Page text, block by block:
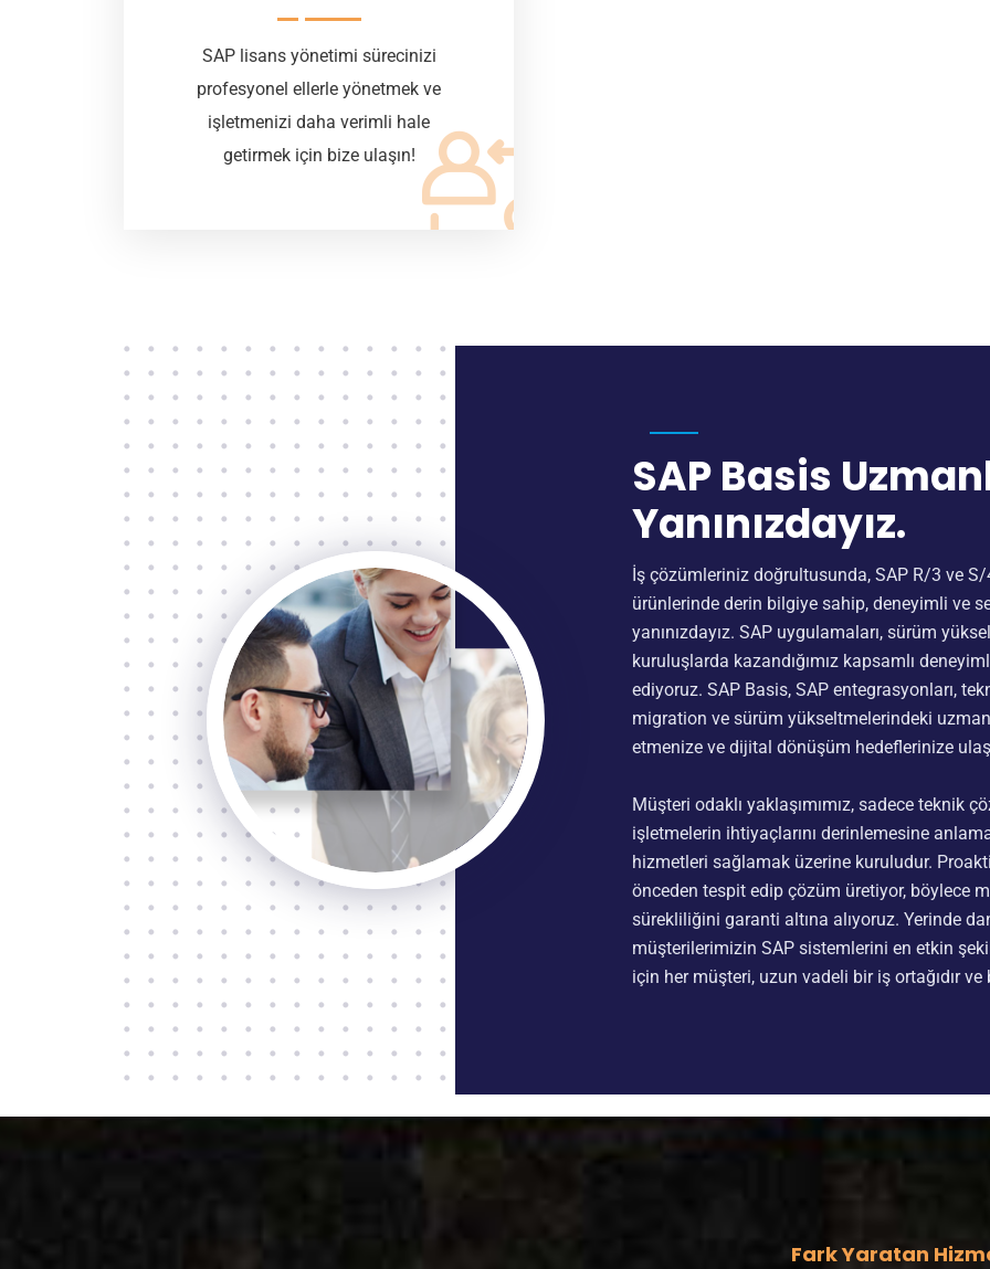
SAP lisans yönetimi sürecinizi
profesyonel ellerle yönetmek ve
işletmenizi daha verimli hale
getirmek için bize ulaşın!
SAP Basis
Yanınızdayız.
İş çözümleriniz doğrultusunda, SAP R/3 ve
ürünlerinde derin bilgiye sahip, deneyimli ve
yanınızdayız. SAP uygulamaları, sürüm
kuruluşlarda kazandığımız kapsamlı
ediyoruz. SAP Basis, SAP entegrasyonları,
migration ve sürüm yükseltmelerindeki
etmenize ve dijital dönüşüm hedeflerinize
Müşteri odaklı yaklaşımımız, sadece teknik
işletmelerin ihtiyaçlarını derinlemesine
hizmetleri sağlamak üzerine kuruludur.
önceden tespit edip çözüm üretiyor, böylece
sürekliliğini garanti altına alıyoruz. Yerinde
müşterilerimizin SAP sistemlerini en etkin
için her müşteri, uzun vadeli bir iş ortağıdır ve
Fark Yaratan